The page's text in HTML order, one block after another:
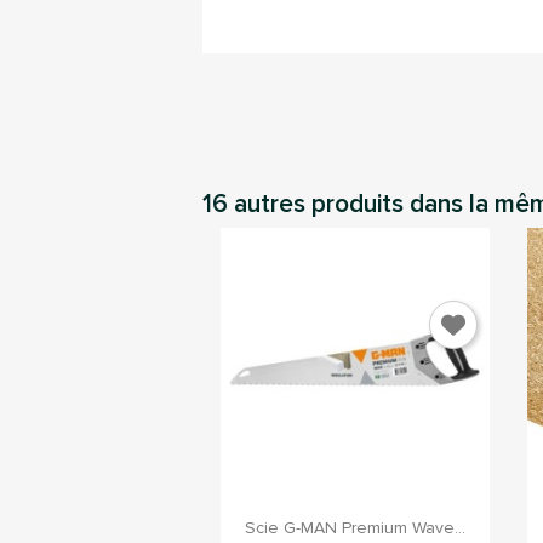
16 autres produits dans la
Aperçu rapide
Scie G-MAN Premium Wave...